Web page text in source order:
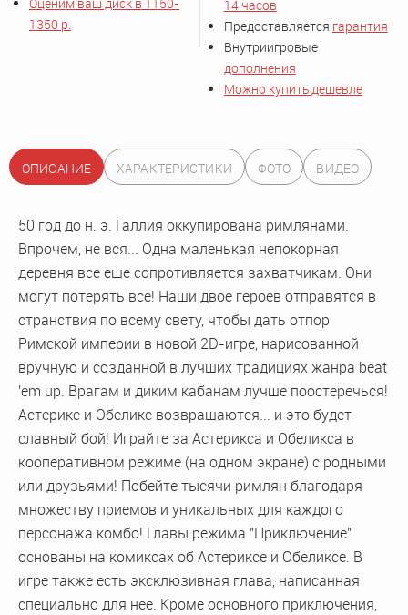
1350 р.
14 часов
Предоставляется гарантия
Внутриигровые
дополнения
Можно купить дешевле
ОПИСАНИЕ ХАРАКТЕРИСТИКИ ФОТО ВИДЕО
50 год до н. э. Галлия оккупирована римлянами.
Впрочем, не вся... Одна маленькая непокорная
деревня все еще сопротивляется захватчикам. Они
могут потерять все! Наши двое героев отправятся в
странствия по всему свету, чтобы дать отпор
Римской империи в новой 2D-игре, нарисованной
вручную и созданной в лучших традициях жанра beat
'em up. Врагам и диким кабанам лучше поостеречься!
Астерикс и Обеликс возвращаются... и это будет
славный бой! Играйте за Астерикса и Обеликса в
кооперативном режиме (на одном экране) с родными
или друзьями! Побейте тысячи римлян благодаря
множеству приемов и уникальных для каждого
персонажа комбо! Главы режима "Приключение"
основаны на комиксах об Астериксе и Обеликсе. В
игре также есть эксклюзивная глава, написанная
специально для нее. Кроме основного приключения,